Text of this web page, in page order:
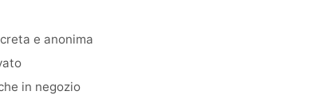
e anonima
in negozio